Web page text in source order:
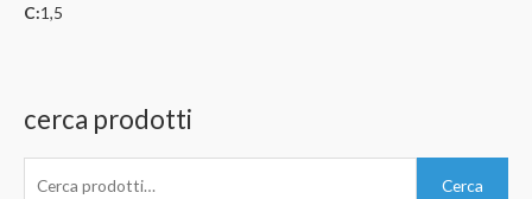
C:1,5
cerca prodotti
Cerca